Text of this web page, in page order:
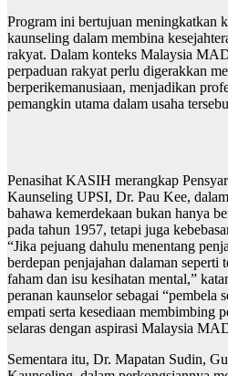
Program ini bertujuan meningkatkan
kaunseling dalam membina
rakyat. Dalam konteks Malaysia
perpaduan rakyat perlu digerakkan
berperikemanusiaan, menjadikan
pemangkin utama dalam usaha
Penasihat KASIH merangkap
Kaunseling UPSI, Dr. Pau Kee,
bahawa kemerdekaan bukan hanya
pada tahun 1957, tetapi juga
“Jika pejuang dahulu menentang
berdepan penjajahan dalaman seperti
faham dan isu kesihatan mental,”
peranan kaunselor sebagai “pembela
empati serta kesediaan membimbing
selaras dengan aspirasi Malaysia
Sementara itu, Dr. Mapatan Sudin,